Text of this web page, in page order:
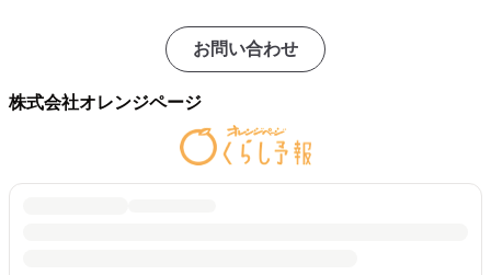
お問い合わせ
株式会社オレンジページ